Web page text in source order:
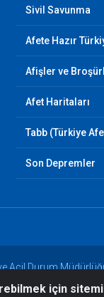
Sivil Savunma
Afete Hazır
Afişler ve
Afet Haritaları
Tabb (Türkiye
Son Depremler
Acil Durum
için